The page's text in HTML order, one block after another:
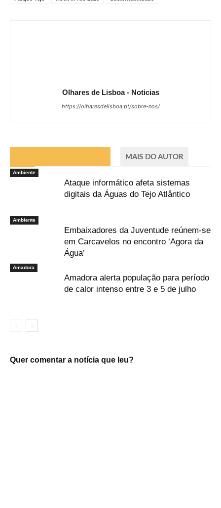
Olhares de Lisboa - Noticias
https://olharesdelisboa.pt/sobre-nos/
MAIS DO AUTOR
Ambiente
Ataque informático afeta sistemas
digitais da Águas do Tejo Atlântico
Ambiente
Embaixadores da Juventude reúnem-se
em Carcavelos no encontro ‘Agora da
Água’
Amadora
Amadora alerta população para período
de calor intenso entre 3 e 5 de julho
Quer comentar a notícia que leu?